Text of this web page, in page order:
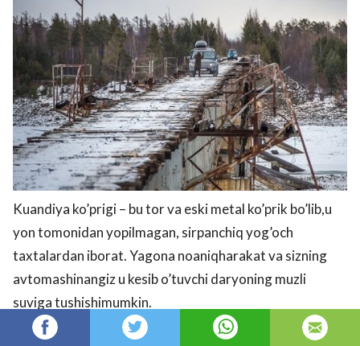
Kuandiya ko’prigi – bu tor va eski metal ko’prik bo’lib,u
yon tomonidan yopilmagan, sirpanchiq yog’och
taxtalardan iborat. Yagona noaniqharakat va sizning
avtomashinangiz u kesib o’tuvchi daryoning muzli
suviga tushishimumkin.